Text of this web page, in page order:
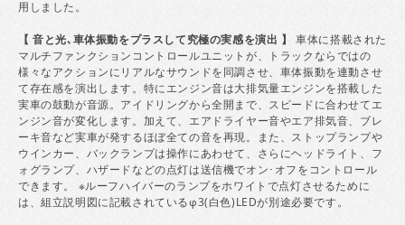
用しました。
【 音と光､車体振動をプラスして究極の実感を演出 】
車体に搭載された
マルチファンクションコントロールユニットが、トラックならではの
様々なアクションにリアルなサウンドを同調させ、車体振動を連動させ
て存在感を演出します。特にエンジン音は大排気量エンジンを搭載した
実車の鼓動が音源。アイドリングから全開まで、スピードに合わせてエ
ンジン音が変化します。加えて、エアドライヤー音やエア排気音、ブレ
ーキ音など実車が発するほぼ全ての音を再現。また、ストップランプや
ウインカー、バックランプは操作にあわせて、さらにヘッドライト、フ
ォグランプ、ハザードなどの点灯は送信機でオン･オフをコントロール
できます。 ※ルーフハイバーのランプをホワイトで点灯させるために
は、組立説明図に記載されているφ3(白色)LEDが別途必要です。